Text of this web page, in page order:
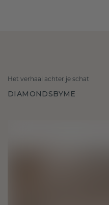
Het verhaal achter je schat
DIAMONDSBYME